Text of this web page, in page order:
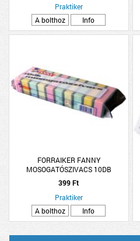
Praktiker
A bolthoz
Info
FORRAIKER FANNY
MOSOGATÓSZIVACS 10DB
399 Ft
Praktiker
A bolthoz
Info